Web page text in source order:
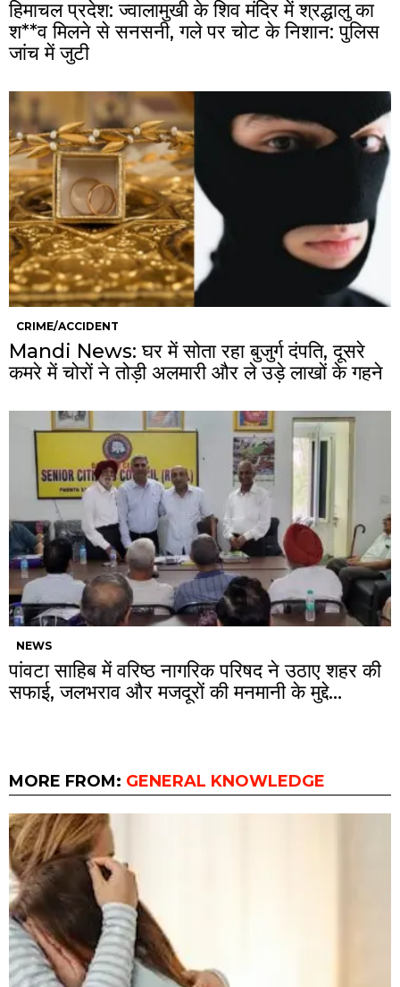
हिमाचल प्रदेश: ज्वालामुखी के शिव मंदिर में श्रद्धालु का
श**व मिलने से सनसनी, गले पर चोट के निशान: पुलिस
जांच में जुटी
CRIME/ACCIDENT
Mandi News: घर में सोता रहा बुजुर्ग दंपति, दूसरे
कमरे में चोरों ने तोड़ी अलमारी और ले उड़े लाखों के गहने
NEWS
पांवटा साहिब में वरिष्ठ नागरिक परिषद ने उठाए शहर की
सफाई, जलभराव और मजदूरों की मनमानी के मुद्दे…
MORE FROM: GENERAL KNOWLEDGE